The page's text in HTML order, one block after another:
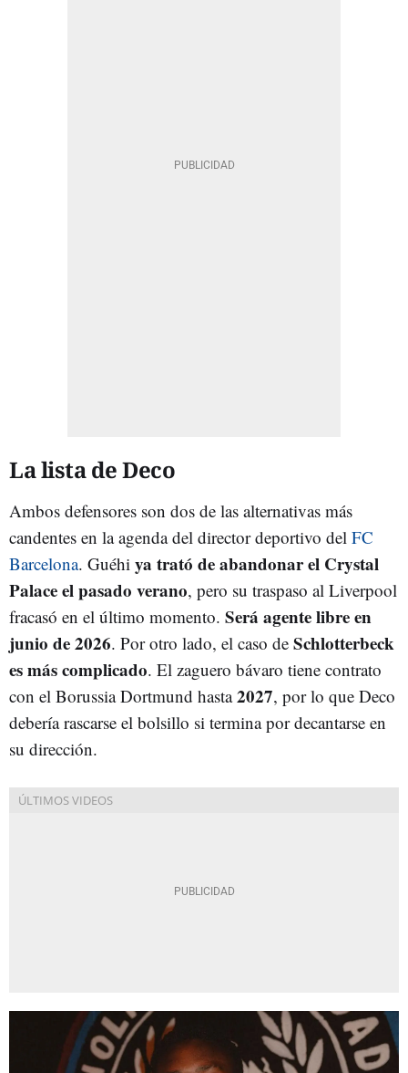
La lista de Deco
Ambos defensores son dos de las alternativas más
candentes en la agenda del director deportivo del FC
Barcelona. Guéhi ya trató de abandonar el Crystal
Palace el pasado verano, pero su traspaso al Liverpool
fracasó en el último momento. Será agente libre en
junio de 2026. Por otro lado, el caso de Schlotterbeck
es más complicado. El zaguero bávaro tiene contrato
con el Borussia Dortmund hasta2027, por lo que Deco
debería rascarse el bolsillo si termina por decantarse en
su dirección.